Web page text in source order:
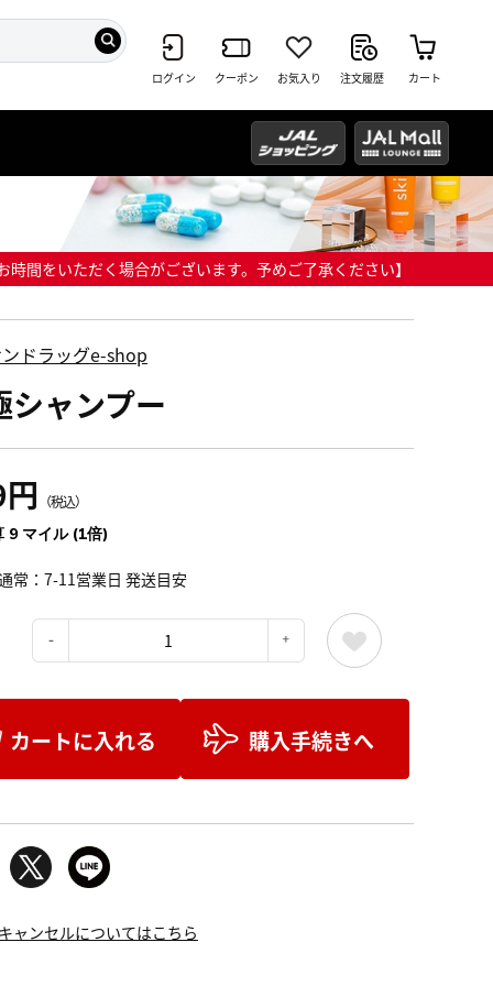
ログイン クーポン お気入り 注文履歴 カート
間をいただく場合がございます。予めご了承ください】
ドラッグe-shop
シャンプー
（税込）
9 マイル (1倍)
常：7-11営業日 発送目安
カートに入れる 購入手続きへ
ャンセルについてはこちら